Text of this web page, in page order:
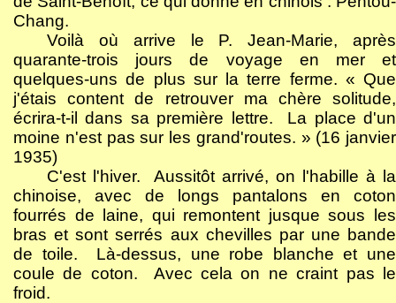
Chang.
Voilà où arrive le P. Jean-Marie, après
quarante-trois jours de voyage en mer et
quelques-uns de plus sur la terre ferme. « Que
j'étais content de retrouver ma chère solitude,
écrira-t-il dans sa première lettre.
La place d'un
moine n'est pas sur les grand'routes. » (16 janvier
1935)
C'est l'hiver.
Aussitôt arrivé, on l'habille à la
chinoise, avec de longs pantalons en coton
fourrés de laine, qui remontent jusque sous les
bras et sont serrés aux chevilles par une bande
de toile.
Là-dessus, une robe blanche et une
coule de coton.
Avec cela on ne craint pas le
froid.